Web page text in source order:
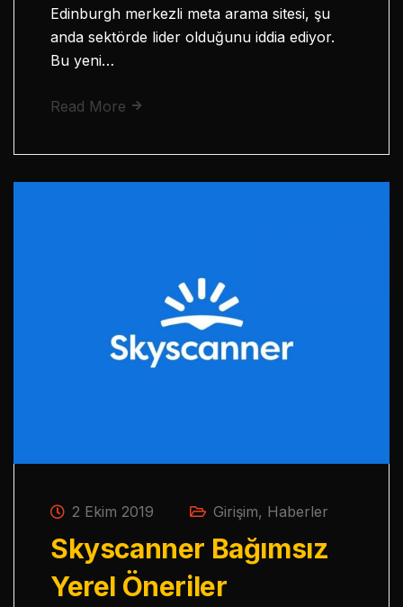
Edinburgh merkezli meta arama sitesi, şu
anda sektörde lider olduğunu iddia ediyor.
Bu yeni…
Read More
2 Ekim 2019 Girişim, Haberler
Skyscanner Bağımsız
Yerel Öneriler